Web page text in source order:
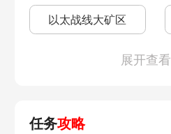
认证机器人
战技点机制详解
以太战线大矿区
展开查看
任务攻略